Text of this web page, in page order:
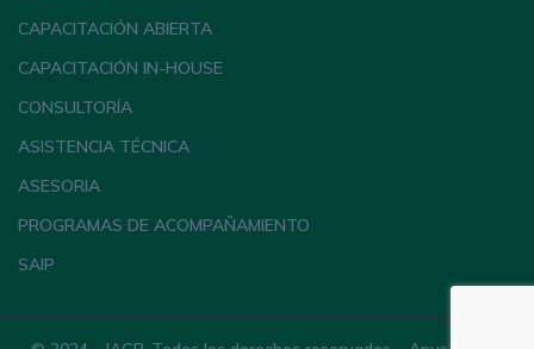
CAPACITACIÓN ABIERTA
CAPACITACIÓN IN-HOUSE
CONSULTORÍA
ASISTENCIA TÉCNICA
ASESORIA
PROGRAMAS DE ACOMPAÑAMIENTO
SAIP